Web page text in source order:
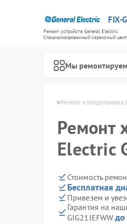
FIX-
Ремонт устройств General Electric
Специализированный cервисный
Мы ремонтируем
Ремонт холодильника
Ремонт
Electric
Стоимость
Бесплатная
Привезем и
Гарантия на
GIG21IEFWWдо